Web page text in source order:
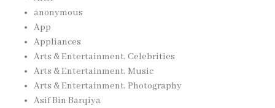
anonymous
App
Appliances
Arts & Entertainment, Celebrities
Arts & Entertainment, Music
Arts & Entertainment, Photography
Asif Bin Barqiya